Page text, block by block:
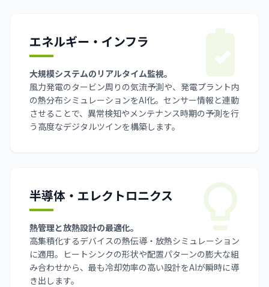
エネルギー・インフラ
大規模システムのリアルタイム監視。
風力発電のタービン周りの気流予測や、発電プラント内
の熱分布シミュレーションをAI化。センサー情報と連動
させることで、異常検知やメンテナンス時期の予測を行
う高度なデジタルツインを構築します。
半導体・エレクトロニクス
熱管理と放熱設計の最適化。
高集積化するデバイスの熱伝導・放熱シミュレーション
に適用。ヒートシンクの形状や配置パターンの膨大な組
み合わせから、最も冷却効率の高い設計をAIが瞬時に導
き出します。